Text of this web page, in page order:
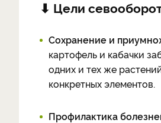
⬇ Цели
Сохранение и
картофель и кабачки
одних и тех же
конкретных элементов.
Профилактика